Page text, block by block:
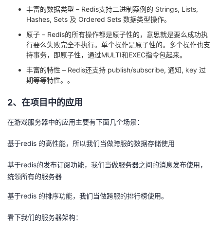
坛
圈
的
我
动
关
注
我
的
开
者
我
的
我
支
丰富的数据类型 – Redis支持二进制案例的 Strings, Lists,
Hashes, Sets 及 Ordered Sets 数据类型操作。
原子 – Redis的所有操作都是原子性的，意思就是要么成功执
行要么失败完全不执行。单个操作是原子性的。多个操作也支
持事务，即原子性，通过MULTI和EXEC指令包起来。
丰富的特性 – Redis还支持 publish/subscribe, 通知, key 过
期等等特性。。
2、在项目中的应用
在游戏服务器中的应用主要有下面几个场景：
基于redis 的高性能，所以我们当做跨服的数据存储使用
基于redis的发布订阅功能，我们当做服务器之间的消息发布使用，
统领所有的服务器
基于redis 的排序功能，我们当做跨服的排行榜使用。
看下我们的服务器架构：